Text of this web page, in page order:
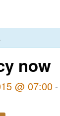
now
@ 07:00-